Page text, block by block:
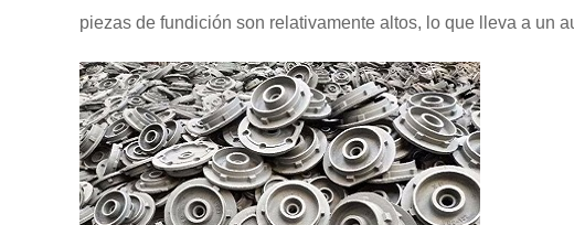
piezas de fundición son relativamente altos, lo que lleva a un